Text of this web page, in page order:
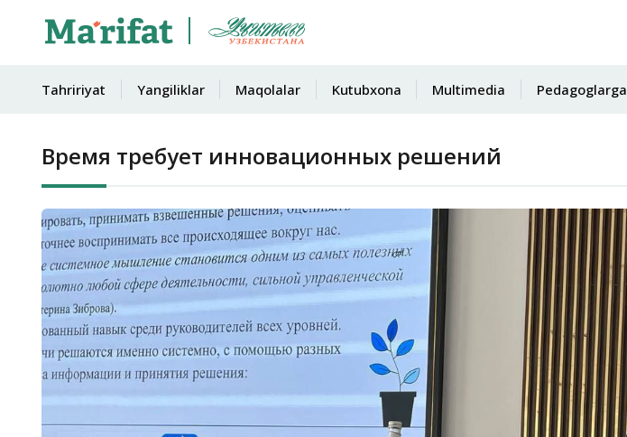
Tahririyat Yangiliklar Maqolalar Kutubxona Multimedia Pedagoglarga
Время требует инновационных решений